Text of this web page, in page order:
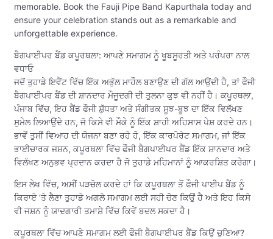
memorable. Book the Fauji Pipe Band Kapurthala today and
ensure your celebration stands out as a remarkable and
unforgettable experience.
ਬੈਗਪਾਈਪਰ ਬੈਂਡ ਕਪੂਰਥਲਾ: ਆਪਣੇ ਸਮਾਗਮ ਨੂੰ ਖੂਬਸੂਰਤੀ ਅਤੇ ਪਰੰਪਰਾ ਨਾਲ
ਵਧਾਓ
ਜਦੋਂ ਤੁਹਾਡੇ ਇਵੈਂਟ ਵਿੱਚ ਇੱਕ ਅਭੁੱਲ ਮਾਹੌਲ ਬਣਾਉਣ ਦੀ ਗੱਲ ਆਉਂਦੀ ਹੈ, ਤਾਂ ਫੌਜੀ
ਬੈਗਪਾਈਪਰ ਬੈਂਡ ਦੀ ਸ਼ਾਨਦਾਰ ਮੌਜੂਦਗੀ ਦੀ ਤੁਲਨਾ ਕੁਝ ਵੀ ਨਹੀਂ ਹੈ। ਕਪੂਰਥਲਾ,
ਪੰਜਾਬ ਵਿੱਚ, ਇਹ ਬੈਂਡ ਫੌਜੀ ਸ਼ੁੱਧਤਾ ਅਤੇ ਸੰਗੀਤਕ ਸੂਝ-ਬੂਝ ਦਾ ਇੱਕ ਵਿਲੱਖਣ
ਸੁਮੇਲ ਲਿਆਉਂਦੇ ਹਨ, ਜੋ ਕਿਸੇ ਵੀ ਮੌਕੇ ਨੂੰ ਇੱਕ ਸ਼ਾਹੀ ਅਹਿਸਾਸ ਪੇਸ਼ ਕਰਦੇ ਹਨ।
ਭਾਵੇਂ ਤੁਸੀਂ ਵਿਆਹ ਦੀ ਯੋਜਨਾ ਬਣਾ ਰਹੇ ਹੋ, ਇੱਕ ਕਾਰਪੋਰੇਟ ਸਮਾਗਮ, ਜਾਂ ਇੱਕ
ਭਾਈਚਾਰਕ ਜਸ਼ਨ, ਕਪੂਰਥਲਾ ਵਿੱਚ ਫੌਜੀ ਬੈਗਪਾਈਪਰ ਬੈਂਡ ਇੱਕ ਸ਼ਾਨਦਾਰ ਅਤੇ
ਵਿਲੱਖਣ ਅਨੁਭਵ ਪ੍ਰਦਾਨ ਕਰਦਾ ਹੈ ਜੋ ਤੁਹਾਡੇ ਮਹਿਮਾਨਾਂ ਨੂੰ ਆਕਰਸ਼ਿਤ ਕਰੇਗਾ।
ਇਸ ਲੇਖ ਵਿੱਚ, ਅਸੀਂ ਪੜਚੋਲ ਕਰਦੇ ਹਾਂ ਕਿ ਕਪੂਰਥਲਾ ਤੋਂ ਫੌਜੀ ਪਾਈਪ ਬੈਂਡ ਨੂੰ
ਕਿਰਾਏ ‘ਤੇ ਲੈਣਾ ਤੁਹਾਡੇ ਅਗਲੇ ਸਮਾਗਮ ਲਈ ਸਹੀ ਚੋਣ ਕਿਉਂ ਹੈ ਅਤੇ ਇਹ ਕਿਸੇ
ਵੀ ਜਸ਼ਨ ਨੂੰ ਯਾਦਗਾਰੀ ਤਮਾਸ਼ੇ ਵਿੱਚ ਕਿਵੇਂ ਬਦਲ ਸਕਦਾ ਹੈ।
ਕਪੂਰਥਲਾ ਵਿੱਚ ਆਪਣੇ ਸਮਾਗਮ ਲਈ ਫੌਜੀ ਬੈਗਪਾਈਪਰ ਬੈਂਡ ਕਿਉਂ ਚੁਣਿਆ?